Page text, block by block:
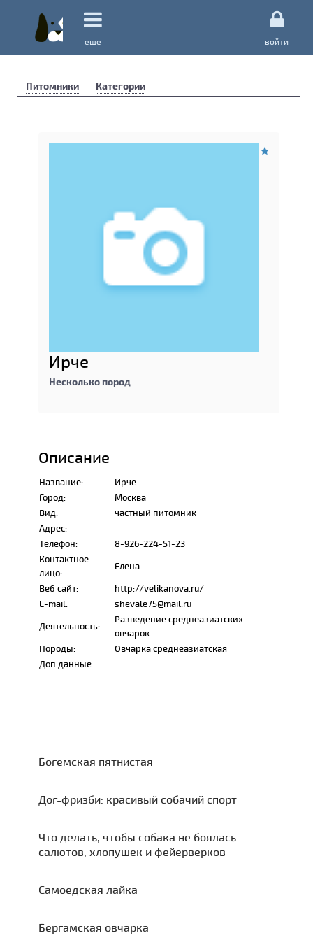
еще войти
Питомники Категории
Ирче
Несколько пород
Описание
Название:
Ирче
Город:
Москва
Вид:
частный питомник
Адрес:
Телефон:
8-926-224-51-23
Контактное
лицо:
Елена
Веб сайт:
http://velikanova.ru/
E-mail:
shevale75@mail.ru
Деятельность:
Разведение среднеазиатских
овчарок
Породы:
Овчарка среднеазиатская
Доп.данные:
Богемская пятнистая
Дог-фризби: красивый собачий спорт
Что делать, чтобы собака не боялась
салютов, хлопушек и фейерверков
Самоедская лайка
Бергамская овчарка